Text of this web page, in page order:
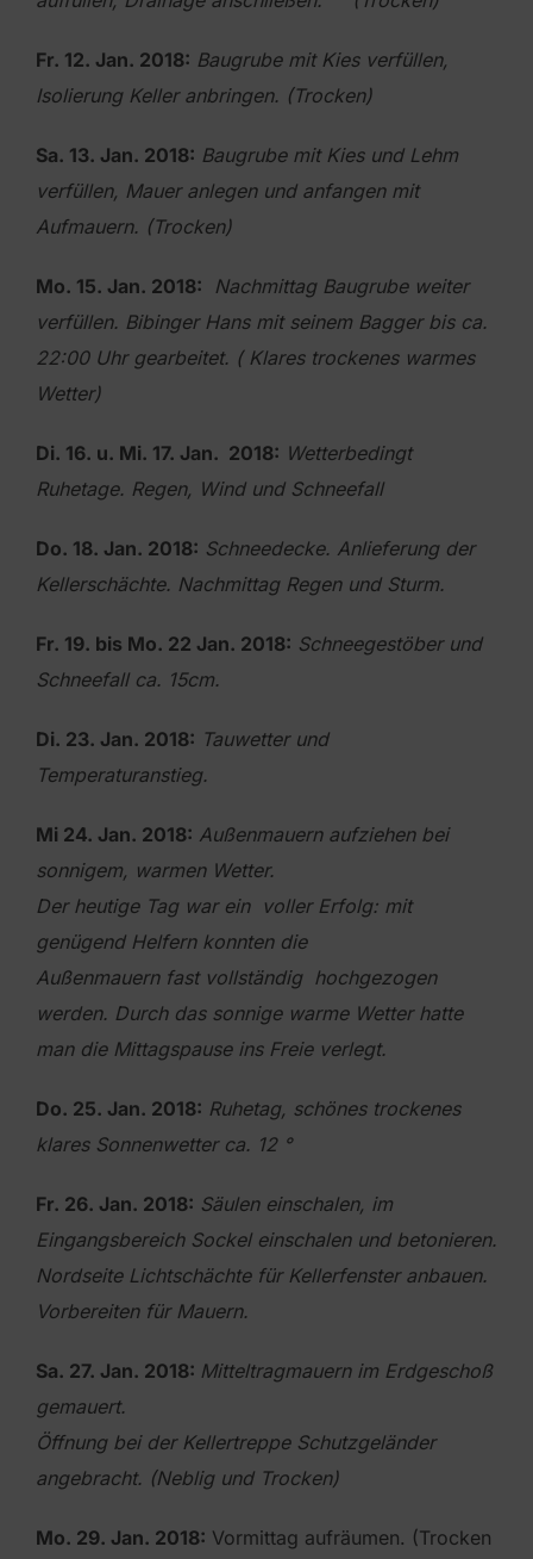
Fr. 12. Jan. 2018: Baugrube mit Kies verfüllen,
Isolierung Keller anbringen. (Trocken)
Sa. 13. Jan. 2018: Baugrube mit Kies und Lehm
verfüllen, Mauer anlegen und anfangen mit
Aufmauern. (Trocken)
Mo. 15. Jan. 2018:
Nachmittag Baugrube weiter
verfüllen. Bibinger Hans mit seinem Baggerbis ca.
22:00 Uhr gearbeitet. ( Klares trockenes warmes
Wetter)
Di. 16. u. Mi. 17. Jan. 2018: Wetterbedingt
Ruhetage. Regen, Wind und Schneefall
Do. 18. Jan. 2018: Schneedecke. Anlieferung der
Kellerschächte. Nachmittag Regen und Sturm.
Fr. 19. bis Mo. 22 Jan. 2018: Schneegestöber und
Schneefall ca. 15cm.
Di. 23. Jan. 2018: Tauwetter und
Temperaturanstieg.
Mi 24. Jan. 2018: Außenmauern aufziehen bei
sonnigem, warmen Wetter.
Der heutige Tag war ein voller Erfolg: mit
genügend Helfern konnten die
Außenmauern fast vollständig hochgezogen
werden. Durch das sonnige warme Wetter hatte
man die Mittagspause ins Freie verlegt.
Do. 25. Jan. 2018: Ruhetag, schönes trockenes
klares Sonnenwetter ca. 12 °
Fr. 26. Jan. 2018: Säulen einschalen, im
Eingangsbereich Sockel einschalen und betonieren.
Nordseite Lichtschächte für Kellerfenster anbauen.
Vorbereiten für Mauern.
Sa. 27. Jan. 2018: Mitteltragmauern im Erdgeschoß
gemauert.
Öffnung bei der Kellertreppe Schutzgeländer
angebracht. (Neblig und Trocken)
Mo. 29. Jan. 2018: Vormittag aufräumen. (Trocken